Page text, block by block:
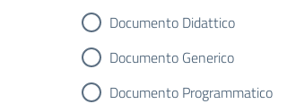
Documento Didattico
Documento Generico
Documento Programmatico